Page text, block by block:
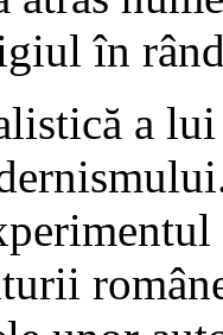
în
a lui